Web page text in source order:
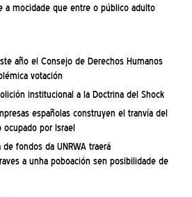
a mocidade que entre o público adulto
año el Consejo de Derechos Humanos
votación
institucional a la Doctrina del Shock
españolas construyen el tranvía del
por Israel
de fondos da UNRWA traerá
a unha poboación sen posibilidade de